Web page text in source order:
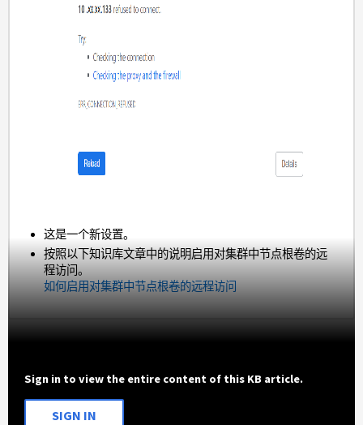
这是一个新设置。
按照以下知识库文章中的说明启用对集群中节点根卷的远
程访问。
如何启用对集群中节点根卷的远程访问
Sign in to view the entire content of this KB article.
SIGN IN